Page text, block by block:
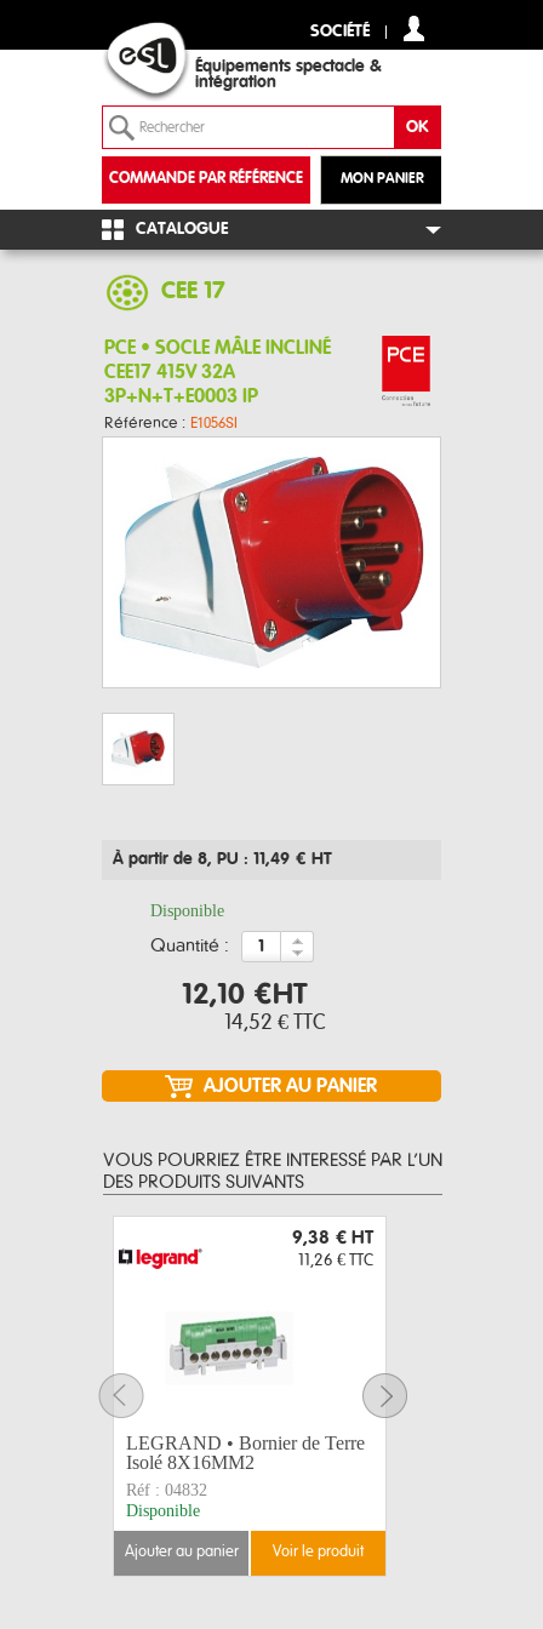
SOCIÉTÉ
Équipements spectacle &
intégration
MON PANIER
COMMANDE PAR RÉFÉRENCE
+
CATALOGUE
CEE 17
PCE • SOCLE MÂLE INCLINÉ
CEE17 415V 32A
3P+N+T+E0003 IP
Référence : E1056SI
À partir de 8, PU : 11,49 € HT
Disponible
quantité :
12,10 €HT
14,52 € TTC
VOUS POURRIEZ ÊTRE INTERESSÉ PAR L’UN
DES PRODUITS SUIVANTS
9,38 € HT
11,26 € TTC
LEGRAND • Bornier de Terre
Isolé 8X16MM2
Réf : 04832
Disponible
ajouter au panier voir le produit